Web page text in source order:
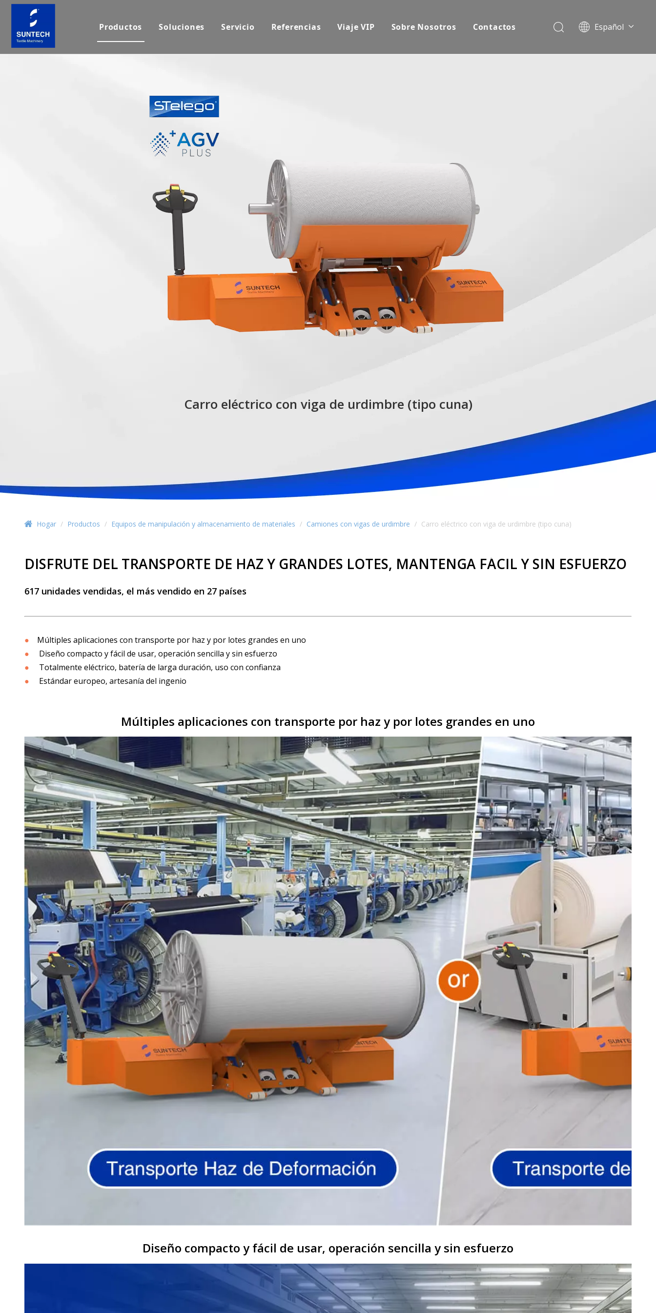
Productos Soluciones Servicio Referencias Viaje VIP Sobre Nosotros Contactos Español
Pусский
Carro eléctrico con viga de urdimbre (tipo cuna)
Hogar / Productos / Equipos de manipulación y almacenamiento de materiales / Camiones con vigas de urdimbre / Carro eléctrico con viga de urdimbre (tipo cuna)
DISFRUTE DEL TRANSPORTE DE HAZ Y GRANDES LOTES, MANTENGA FÁCIL Y SIN ESFUERZO
617 unidades vendidas, el más vendido en 27 países
●
Múltiples aplicaciones con transporte por haz y por lotes grandes en uno
● Diseño compacto y fácil de usar, operación sencilla y sin esfuerzo
● Totalmente eléctrico, batería de larga duración, uso con confianza
● Estándar europeo, artesanía del ingenio
Múltiples aplicaciones con transporte por haz y por lotes grandes en uno
Diseño compacto y fácil de usar, operación sencilla y sin esfuerzo